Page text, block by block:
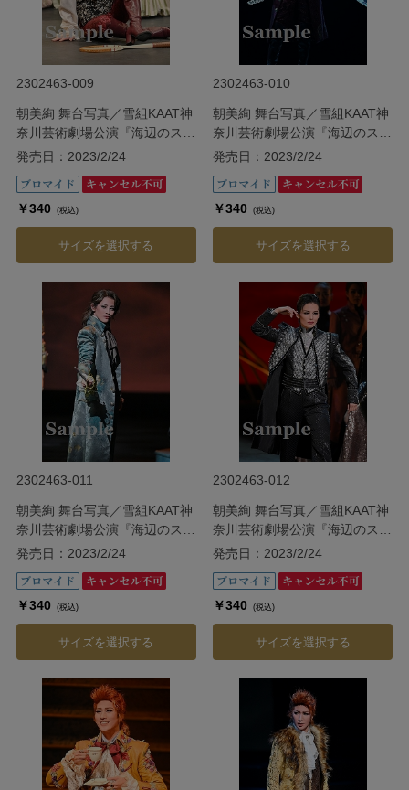
2302463-009
朝美絢 舞台写真／雪組KAAT神
奈川芸術劇場公演『海辺のスト
ルーエンセ』
発売日：2023/2/24
￥340 (税込)
サイズを選択する
2302463-010
朝美絢 舞台写真／雪組KAAT神
奈川芸術劇場公演『海辺のスト
ルーエンセ』
発売日：2023/2/24
￥340 (税込)
サイズを選択する
2302463-011
朝美絢 舞台写真／雪組KAAT神
奈川芸術劇場公演『海辺のスト
ルーエンセ』
発売日：2023/2/24
￥340 (税込)
サイズを選択する
2302463-012
朝美絢 舞台写真／雪組KAAT神
奈川芸術劇場公演『海辺のスト
ルーエンセ』
発売日：2023/2/24
￥340 (税込)
サイズを選択する